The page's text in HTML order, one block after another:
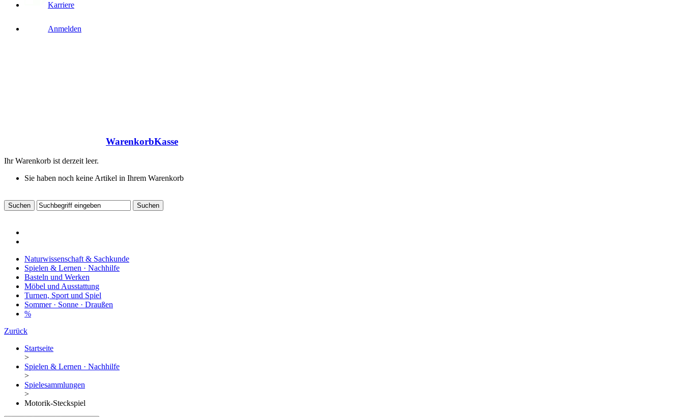
Karriere
Anmelden
WarenkorbKasse
Ihr Warenkorb ist derzeit leer.
Sie haben noch keine Artikel in Ihrem Warenkorb
Naturwissenschaft & Sachkunde
Spielen & Lernen · Nachhilfe
Basteln und Werken
Möbel und Ausstattung
Turnen, Sport und Spiel
Sommer · Sonne · Draußen
%
Zurück
Startseite
>
Spielen & Lernen · Nachhilfe
>
Spielesammlungen
>
Motorik-Steckspiel